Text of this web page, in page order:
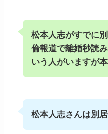
松本人志がすでに
倫報道で離婚秒読
いう人がいますが
松本人志さんは別